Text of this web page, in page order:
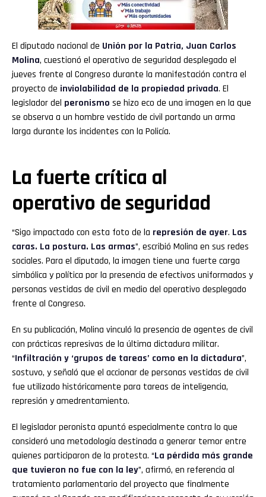
El diputado nacional de Unión por la Patria, Juan Carlos
Molina, cuestionó el operativo de seguridad desplegado el
jueves frente al Congreso durante la manifestación contra el
proyecto de inviolabilidad de la propiedad privada. El
legislador del peronismo se hizo eco de una imagen en la que
se observa a un hombre vestido de civil portando un arma
larga durante los incidentes con la Policía.
La fuerte crítica al
operativo de seguridad
“Sigo impactado con esta foto de la represión de ayer. Las
caras. La postura. Las armas”, escribió Molina en sus redes
sociales. Para el diputado, la imagen tiene una fuerte carga
simbólica y política por la presencia de efectivos uniformados y
personas vestidas de civil en medio del operativo desplegado
frente al Congreso.
En su publicación, Molina vinculó la presencia de agentes de civil
con prácticas represivas de la última dictadura militar.
“Infiltración y ‘grupos de tareas’ como en la dictadura”,
sostuvo, y señaló que el accionar de personas vestidas de civil
fue utilizado históricamente para tareas de inteligencia,
represión y amedrentamiento.
El legislador peronista apuntó especialmente contra lo que
consideró una metodología destinada a generar temor entre
quienes participaron de la protesta. “La pérdida más grande
que tuvieron no fue con la ley”, afirmó, en referencia al
tratamiento parlamentario del proyecto que finalmente